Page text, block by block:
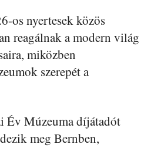
os nyertesek közös
reagálnak a modern világ
miközben
szerepét a
Év Múzeuma díjátadót
meg Bernben,